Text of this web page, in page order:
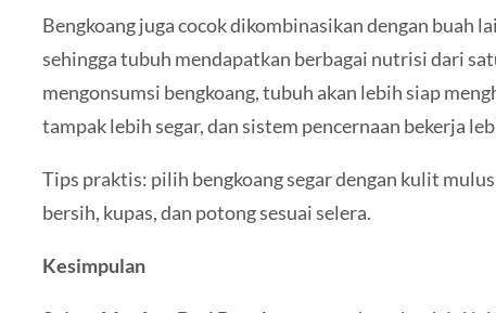
Bengkoang juga cocok dikombinasikan dengan buah
sehingga tubuh mendapatkan berbagai nutrisi dari
mengonsumsi bengkoang, tubuh akan lebih siap
tampak lebih segar, dan sistem pencernaan bekerja
Tips praktis: pilih bengkoang segar dengan kulit
bersih, kupas, dan potong sesuai selera.
Kesimpulan